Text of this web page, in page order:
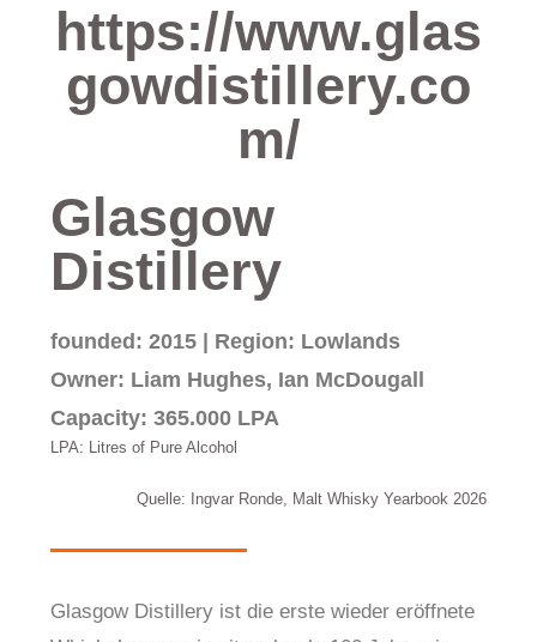
https://www.glas
gowdistillery.co
m/
Glasgow
Distillery
founded: 2015 | Region: Lowlands
Owner: Liam Hughes, Ian McDougall
Capacity: 365.000 LPA
LPA: Litres of Pure Alcohol
Quelle: Ingvar Ronde, Malt Whisky Yearbook 2026
Glasgow Distillery ist die erste wieder eröffnete